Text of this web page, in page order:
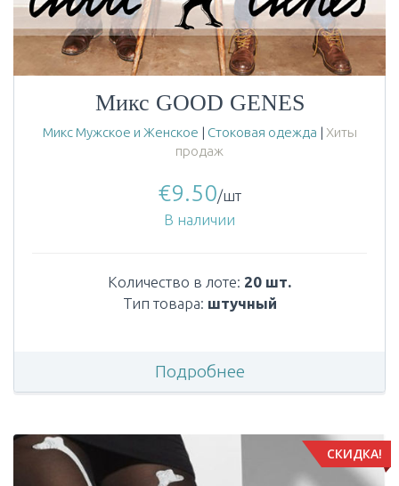
Микс GOOD GENES
Микс Мужское и Женское | Стоковая одежда | Хиты
продаж
€9.50/шт
В наличии
Количество в лоте: 20 шт.
Тип товара: штучный
Подробнее
СКИДКА!